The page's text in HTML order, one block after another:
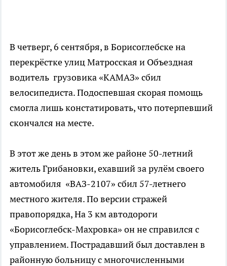
В четверг, 6 сентября, в Борисоглебске на
перекрёстке улиц Матросская и Объездная
водитель грузовика «КАМАЗ» сбил
велосипедиста. Подоспевшая скорая помощь
смогла лишь констатировать, что потерпевший
скончался на месте.
В этот же день в этом же районе 50-летний
житель Грибановки, ехавший за рулём своего
автомобиля «ВАЗ-2107» сбил 57-летнего
местного жителя. По версии стражей
правопорядка, На 3 км автодороги
«Борисоглебск-Махровка» он не справился с
управлением. Пострадавший был доставлен в
районную больницу с многочисленными